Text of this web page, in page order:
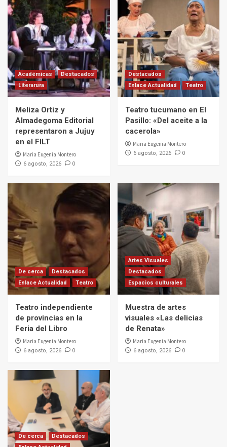
Académicas
Destacados
Literarura
Meliza Ortiz y
Almadegoma Editorial
representaron a Jujuy
en el FILT
Maria Eugenia Montero
6 agosto, 2026 0
Destacados
Enlace Actualidad
Teatro
Teatro tucumano en El
Pasillo: «Del aceite a la
cacerola»
Maria Eugenia Montero
6 agosto, 2026 0
De cerca
Destacados
Enlace Actualidad
Teatro
Teatro independiente
de provincias en la
Feria del Libro
Maria Eugenia Montero
6 agosto, 2026 0
Artes Visuales
Destacados
Espacios culturales
Muestra de artes
visuales «Las delicias
de Renata»
Maria Eugenia Montero
6 agosto, 2026 0
De cerca
Destacados